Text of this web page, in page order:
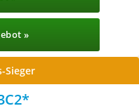
»
Sieger